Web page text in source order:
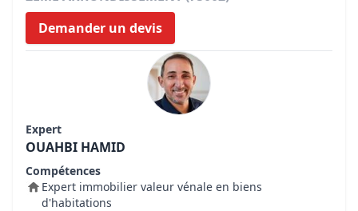
Demander un devis
Expert
OUAHBI HAMID
Compétences
Expert immobilier valeur vénale en biens
d'habitations